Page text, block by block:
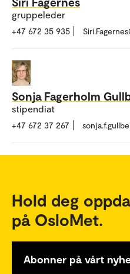
gruppeleder
+47 672 35 935
Sonja Fagerholm
stipendiat
+47 672 37 267
Hold deg
på OsloMet.
Abonner på vårt